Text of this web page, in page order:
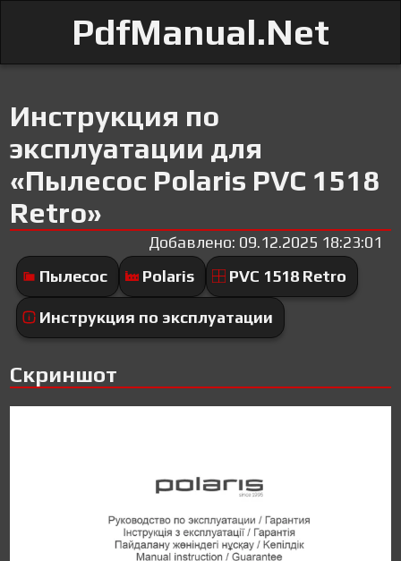
PdfManual.Net
Инструкция по
эксплуатации для
«Пылесос Polaris PVC 1518
Retro»
Добавлено: 09.12.2025 18:23:01
Пылесос
Polaris PVC 1518 Retro
Инструкция по эксплуатации
Скриншот